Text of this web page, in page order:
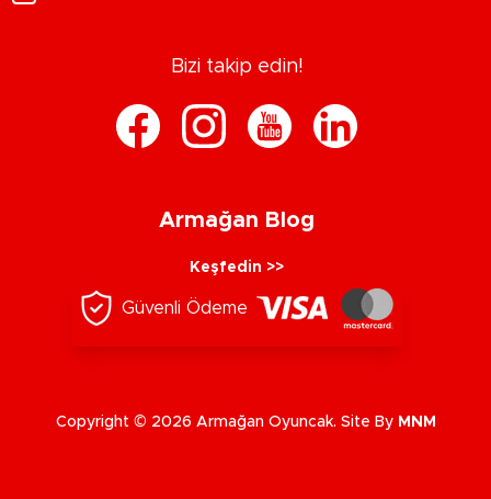
Bizi takip edin!
Armağan Blog
Keşfedin >>
Güvenli Ödeme
Copyright © 2026 Armağan Oyuncak. Site By MNM